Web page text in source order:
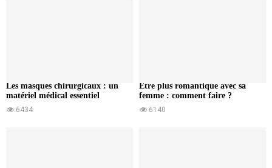
Les masques chirurgicaux : un
matériel médical essentiel
6434
Etre plus romantique avec sa
femme : comment faire ?
6140